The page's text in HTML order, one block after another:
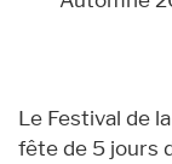
Le Festival de
fête de 5 jours